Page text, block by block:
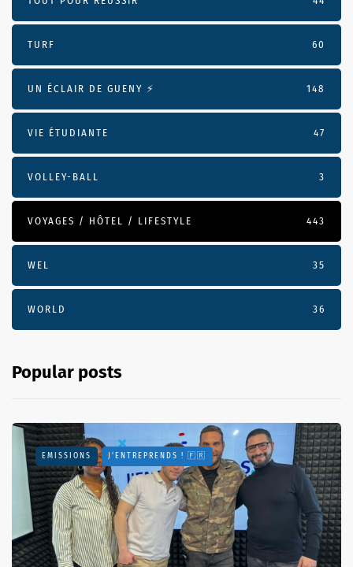
TURF 60
UN ÉCLAIR DE GUENY ⚡️ 148
VIE ÉTUDIANTE 47
VOLLEY-BALL 3
VOYAGES / HÔTEL / LIFESTYLE 443
WEL 35
WORLD 36
Popular posts
EMISSIONS J'ENTREPRENDS ! 🇫🇷